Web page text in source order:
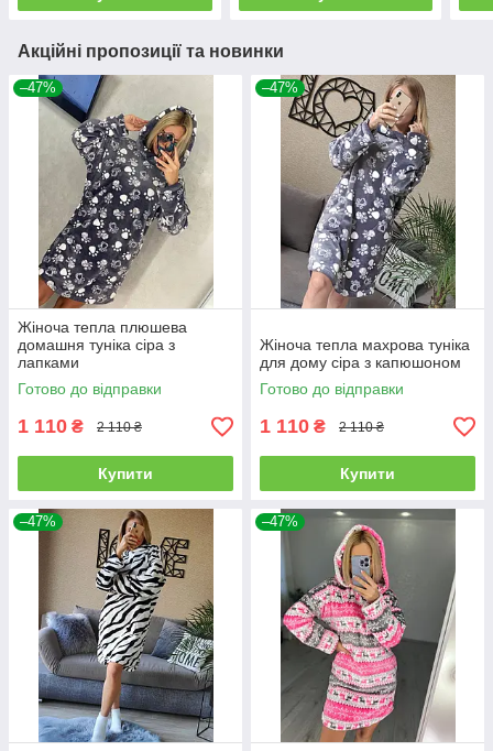
Акційні пропозиції та новинки
–47%
Жіноча тепла плюшева
домашня туніка сіра з
лапками
Готово до відправки
1 110 ₴ 2 110 ₴
Купити
–47%
Жіноча тепла махрова туніка
для дому сіра з капюшоном
Готово до відправки
1 110 ₴ 2 110 ₴
Купити
–47% –47%